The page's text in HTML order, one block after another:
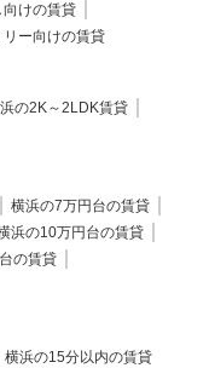
けの賃貸
ー向けの賃貸
の2K～2LDK賃貸
横浜の7万円台の賃貸
浜の10万円台の賃貸
の賃貸
横浜の15分以内の賃貸